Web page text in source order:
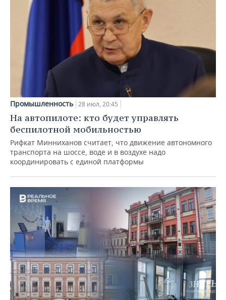
Промышленность 28 июл, 20:45
На автопилоте: кто будет управлять
беспилотной мобильностью
Рифкат Минниханов считает, что движение автономного
транспорта на шоссе, воде и в воздухе надо
координировать с единой платформы